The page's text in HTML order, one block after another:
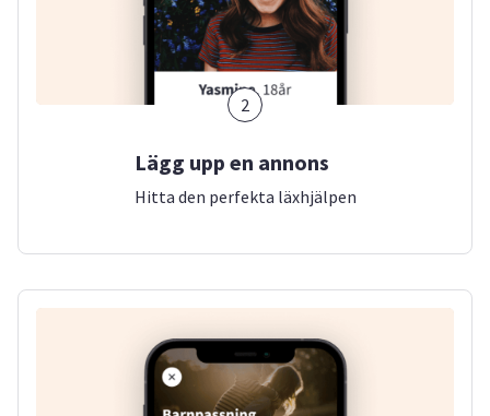
2
Lägg upp en annons
Hitta den perfekta läxhjälpen